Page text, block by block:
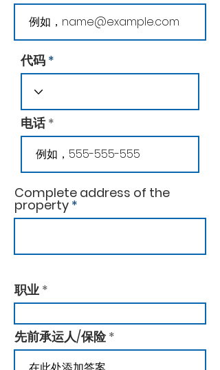
代码
电话
Complete address of the
property
职业
先前承运人/保险